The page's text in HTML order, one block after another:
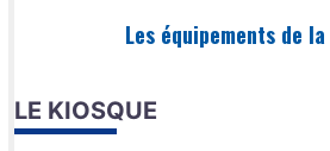
Les équipements de
LE KIOSQUE